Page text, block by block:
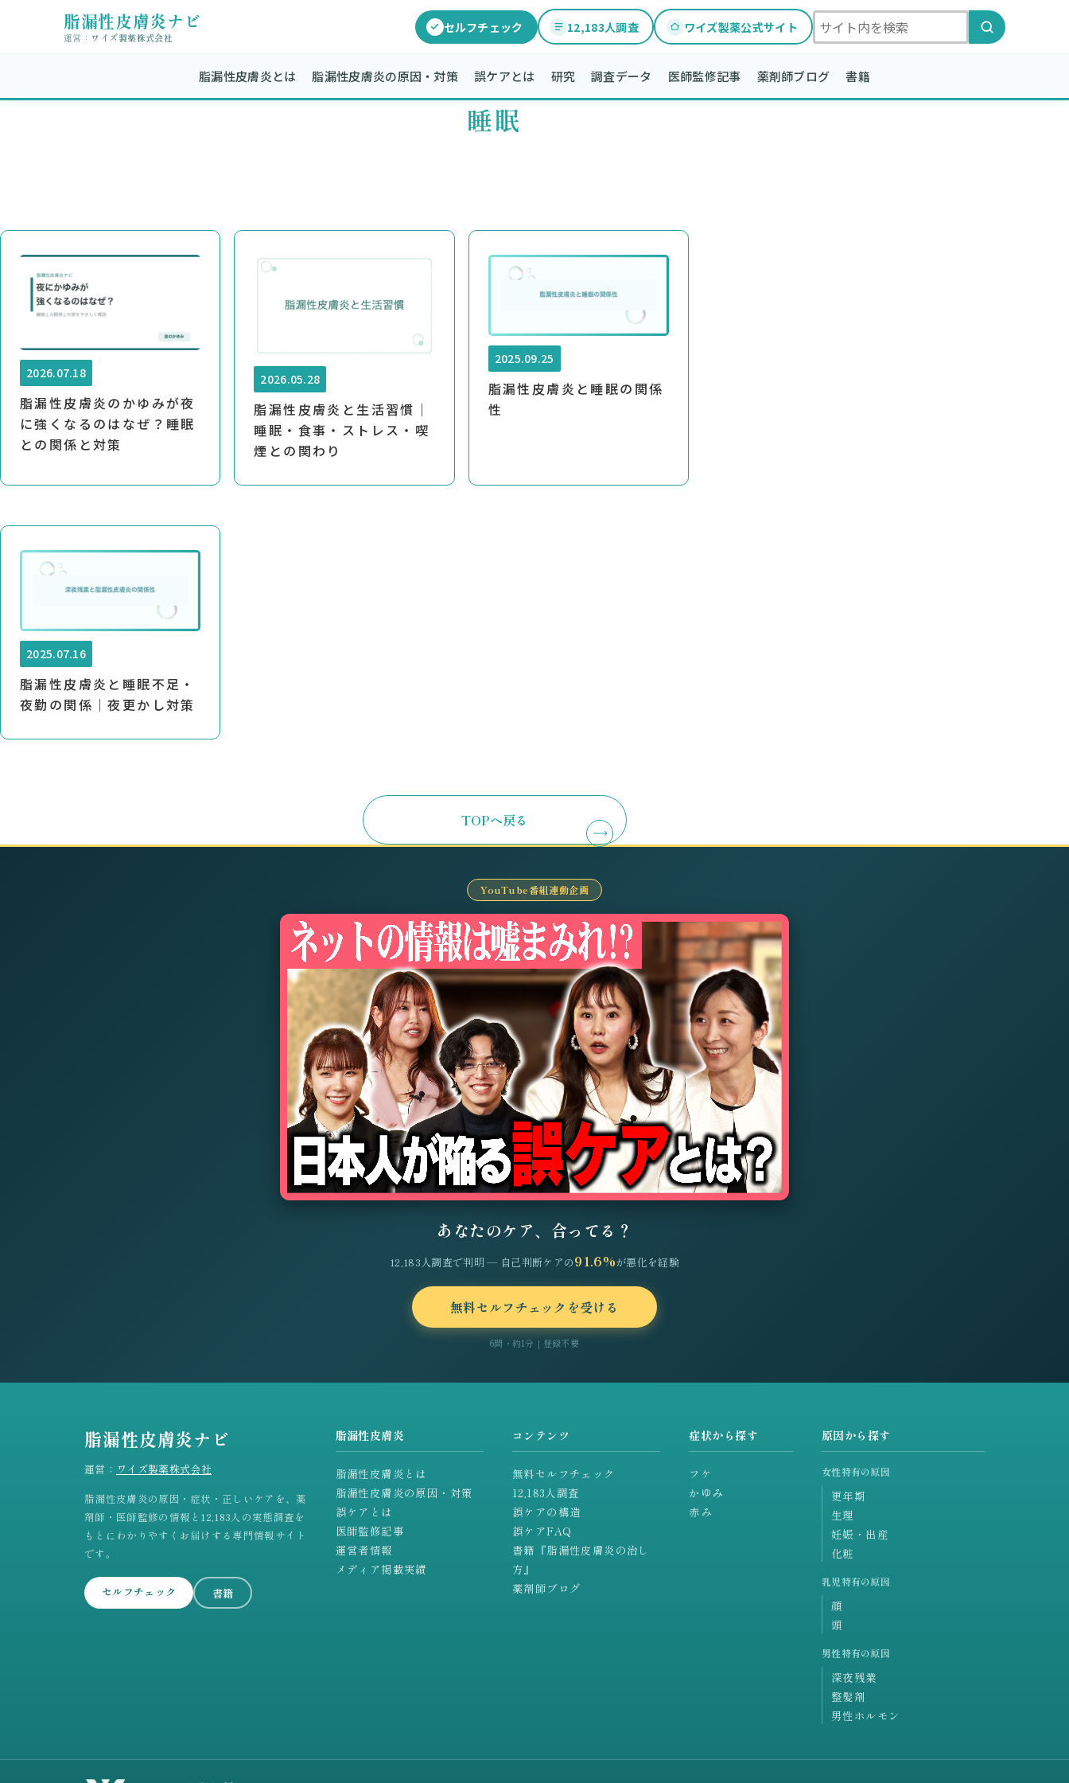
脂漏性皮膚炎ナビ
運営： ワイズ製薬株式会社
セルフチェック 12,183人調査 ワイズ製薬公式サイト
脂漏性皮膚炎とは 脂漏性皮膚炎の原因・対策​​ 誤ケアとは 研究 調査データ 医師監修記事 薬剤師ブログ 書籍
睡眠
2026.07.18
脂漏性皮膚炎のかゆみが夜
に強くなるのはなぜ？睡眠
との関係と対策
2026.05.28
脂漏性皮膚炎と生活習慣｜
睡眠・食事・ストレス・喫
煙との関わり
2025.09.25
脂漏性皮膚炎と睡眠の関係
性
2025.07.16
脂漏性皮膚炎と睡眠不足・
夜勤の関係｜夜更かし対策
TOPへ戻る
YouTube番組連動企画
あなたのケア、合ってる？
12,183人調査で判明 — 自己判断ケアの91.6%が悪化を経験
無料セルフチェックを受ける
6問・約1分｜登録不要
脂漏性皮膚炎ナビ
運営： ワイズ製薬株式会社
脂漏性皮膚炎の原因・症状・正しいケアを、薬
剤師・医師監修の情報と12,183人の実態調査を
もとにわかりやすくお届けする専門情報サイト
です。
セルフチェック 書籍
脂漏性皮膚炎
脂漏性皮膚炎とは
脂漏性皮膚炎の原因・対策
誤ケアとは
医師監修記事
運営者情報
メディア掲載実績
コンテンツ
無料セルフチェック
12,183人調査
誤ケアの構造
誤ケアFAQ
書籍『脂漏性皮膚炎の治し
方』
薬剤師ブログ
症状から探す
フケ
かゆみ
赤み
原因から探す
女性特有の原因
更年期
生理
妊娠・出産
化粧
乳児特有の原因
顔
頭
男性特有の原因
深夜残業
整髪剤
男性ホルモン